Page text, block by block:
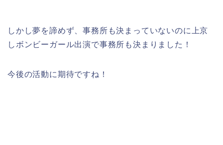
しかし夢を諦めず、事務所も決まっていないのに上京
しボンビーガール出演で事務所も決まりました！
今後の活動に期待ですね！